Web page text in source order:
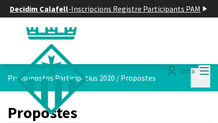
Decidim Calafell-Inscripcions Registre Participants PAM
Entra
Pressupostos Participatius 2020 / Propostes
Propostes